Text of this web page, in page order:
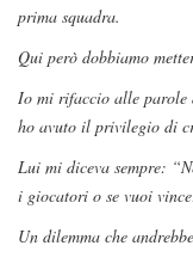
prima squadra.
Qui però dobbiamo
Io mi rifaccio alle parole
ho avuto il privilegio di
Lui mi diceva sempre:
i giocatori o se vuoi
Un dilemma che